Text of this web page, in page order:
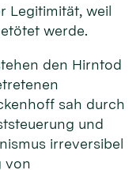
Legitimität, weil
werde.
den Hirntod
sah durch
und
irreversibel
von